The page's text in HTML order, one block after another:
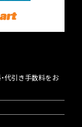
代引き手数料をお